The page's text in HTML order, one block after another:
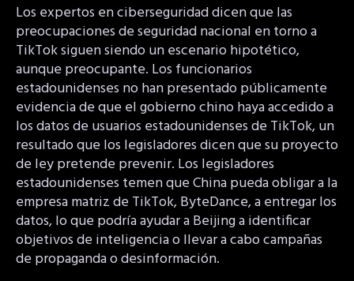
Los expertos en ciberseguridad dicen que las
preocupaciones de seguridad nacional en torno a
TikTok siguen siendo un escenario hipotético,
aunque preocupante. Los funcionarios
estadounidenses no han presentado públicamente
evidencia de que el gobierno chino haya accedido a
los datos de usuarios estadounidenses de TikTok, un
resultado que los legisladores dicen que su proyecto
de ley pretende prevenir. Los legisladores
estadounidenses temen que China pueda obligar a la
empresa matriz de TikTok, ByteDance, a entregar los
datos, lo que podría ayudar a Beijing a identificar
objetivos de inteligencia o llevar a cabo campañas
de propaganda o desinformación.